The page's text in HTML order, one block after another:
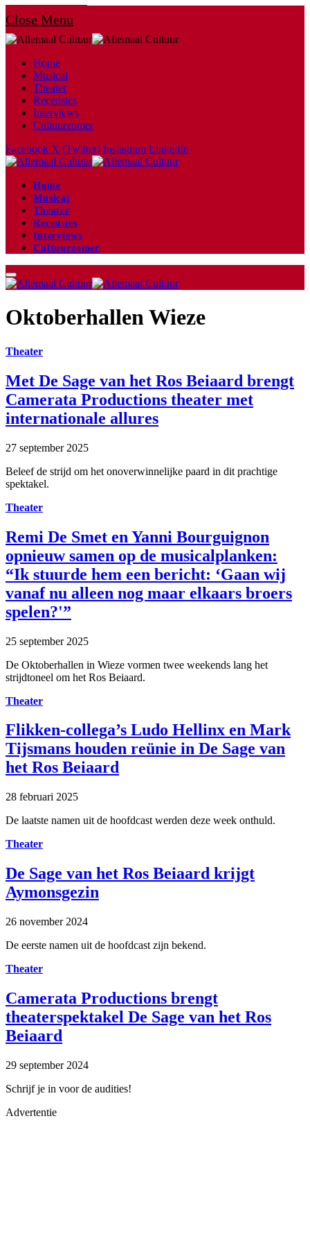
Close Menu
Home
Musical
Theater
Recensies
Interviews
Cultuurzomer
Facebook X (Twitter) Instagram LinkedIn
Home
Musical
Theater
Recensies
Interviews
Cultuurzomer
Oktoberhallen Wieze
Theater
Met De Sage van het Ros Beiaard brengt
Camerata Productions theater met
internationale allures
27 september 2025
Beleef de strijd om het onoverwinnelijke paard in dit prachtige
spektakel.
Theater
Remi De Smet en Yanni Bourguignon
opnieuw samen op de musicalplanken:
“Ik stuurde hem een bericht: ‘Gaan wij
vanaf nu alleen nog maar elkaars broers
spelen?'”
25 september 2025
De Oktoberhallen in Wieze vormen twee weekends lang het
strijdtoneel om het Ros Beiaard.
Theater
Flikken-collega’s Ludo Hellinx en Mark
Tijsmans houden reünie in De Sage van
het Ros Beiaard
28 februari 2025
De laatste namen uit de hoofdcast werden deze week onthuld.
Theater
De Sage van het Ros Beiaard krijgt
Aymonsgezin
26 november 2024
De eerste namen uit de hoofdcast zijn bekend.
Theater
Camerata Productions brengt
theaterspektakel De Sage van het Ros
Beiaard
29 september 2024
Schrijf je in voor de audities!
Advertentie